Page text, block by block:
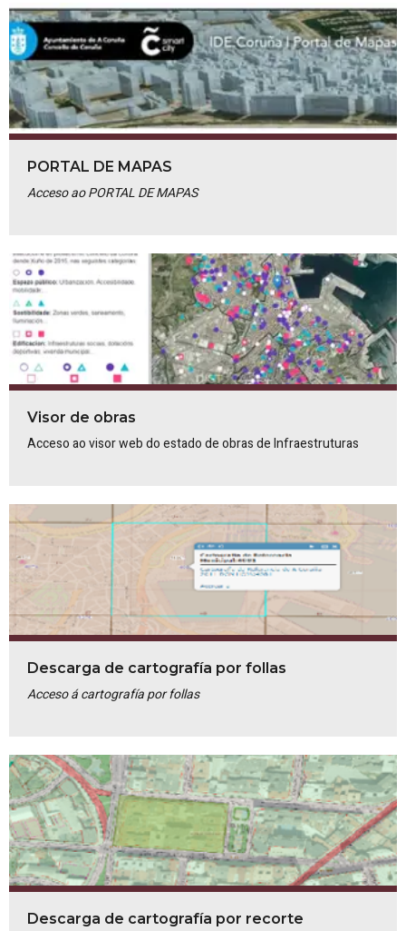
PORTAL DE MAPAS
Acceso ao PORTAL DE MAPAS
Visor de obras
Acceso ao visor web do estado de obras de Infraestruturas
Descarga de cartografía por follas
Acceso á cartografía por follas
Descarga de cartografía por recorte